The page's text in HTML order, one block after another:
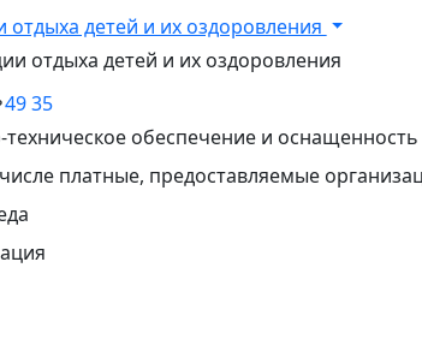
35
отдыха детей и их оздоровления
отдыха детей и их оздоровления
обеспечение и
платные, предоставляемые